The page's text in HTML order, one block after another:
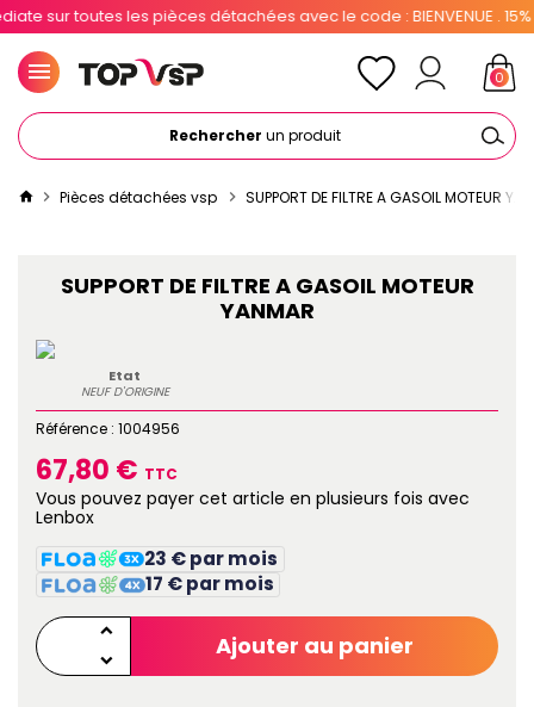
sur toutes les pièces détachées avec le code : BIENVENUE . 15%
Rechercher un produit
0
Pièces détachées vsp SUPPORT DE FILTRE A GASOIL MOTEUR
SUPPORT DE FILTRE A GASOIL MOTEUR
YANMAR
Etat
NEUF D'ORIGINE
Référence : 1004956
67,80 € TTC
Vous pouvez payer cet article en plusieurs fois avec
Lenbox
23 € par mois
17 € par mois
Ajouter au panier